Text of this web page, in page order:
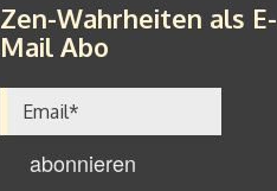
Zen-Wahrheiten als E-
Mail Abo